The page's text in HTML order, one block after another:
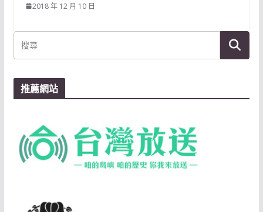
2018 年 12 月 10 日
推薦網站